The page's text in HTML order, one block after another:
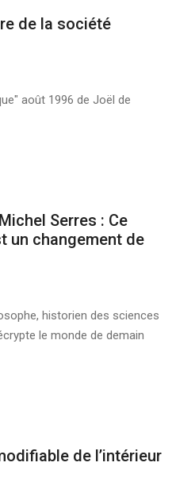
de la société
août 1996 de Joël de
Serres : Ce
un changement de
historien des sciences
le monde de demain
de l’intérieur